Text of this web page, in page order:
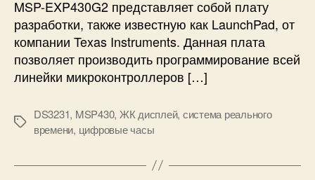
S
P
4
3
а
с
ы
н
а
M
P
MSP-EXP430G2 представляет собой плату
разработки, также известную как LaunchPad, от
компании Texas Instruments. Данная плата
позволяет производить программирование всей
линейки микроконтроллеров […]
М
к
DS3231, MSP430, ЖК дисплей, система реального
времени, цифровые часы